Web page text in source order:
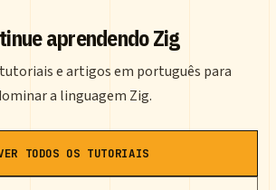
aprendendo Zig
e artigos em português para
a linguagem Zig.
TODOS OS TUTORIAIS